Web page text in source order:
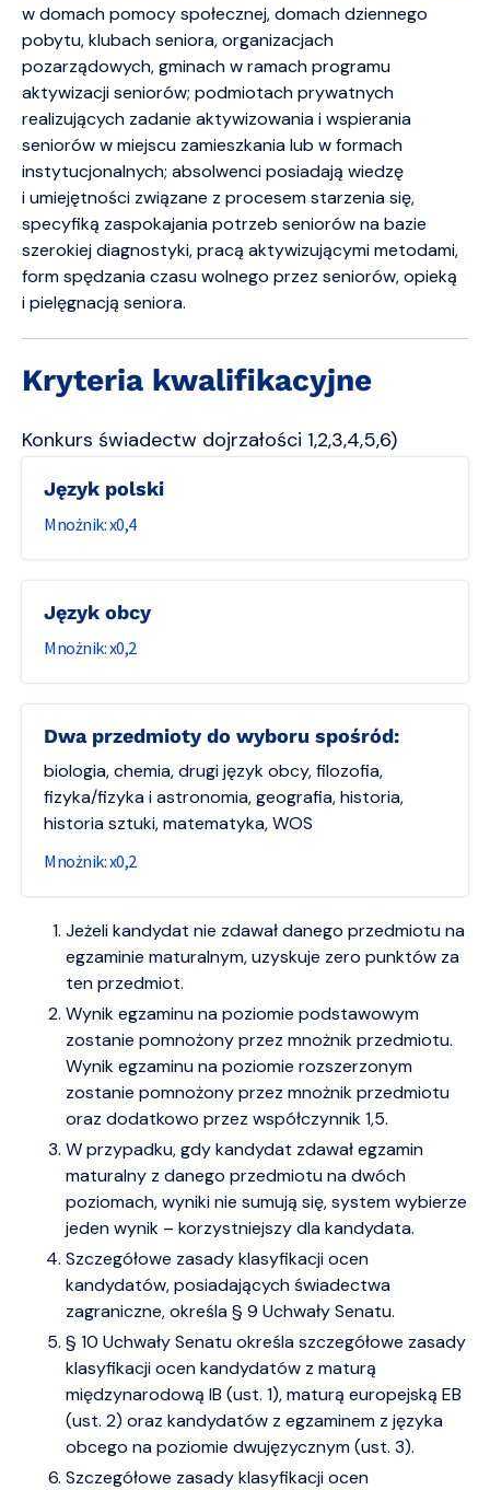
w domach pomocy społecznej, domach dziennego
pobytu, klubach seniora, organizacjach
pozarządowych, gminach w ramach programu
aktywizacji seniorów; podmiotach prywatnych
realizujących zadanie aktywizowania i wspierania
seniorów w miejscu zamieszkania lub w formach
instytucjonalnych; absolwenci posiadają wiedzę
i umiejętności związane z procesem starzenia się,
specyfiką zaspokajania potrzeb seniorów na bazie
szerokiej diagnostyki, pracą aktywizującymi metodami,
form spędzania czasu wolnego przez seniorów, opieką
i pielęgnacją seniora.
Kryteria kwalifikacyjne
Konkurs świadectw dojrzałości 1,2,3,4,5,6)
język polski
0,4
język obcy
0,2
dwa przedmioty do wyboru spośród:
biologia, chemia, drugi język obcy, filozofia,
fizyka/fizyka i astronomia, geografia, historia,
historia sztuki, matematyka, WOS
0,2
Jeżeli kandydat nie zdawał danego przedmiotu na
egzaminie maturalnym, uzyskuje zero punktów za
ten przedmiot.
Wynik egzaminu na poziomie podstawowym
zostanie pomnożony przez mnożnik przedmiotu.
Wynik egzaminu na poziomie rozszerzonym
zostanie pomnożony przez mnożnik przedmiotu
oraz dodatkowo przez współczynnik 1,5.
W przypadku, gdy kandydat zdawał egzamin
maturalny z danego przedmiotu na dwóch
poziomach, wyniki nie sumują się, system wybierze
jeden wynik – korzystniejszy dla kandydata.
Szczegółowe zasady klasyfikacji ocen
kandydatów, posiadających świadectwa
zagraniczne, określa § 9 Uchwały Senatu.
§ 10 Uchwały Senatu określa szczegółowe zasady
klasyfikacji ocen kandydatów z maturą
międzynarodową IB (ust. 1), maturą europejską EB
(ust. 2) oraz kandydatów z egzaminem z języka
obcego na poziomie dwujęzycznym (ust. 3).
Szczegółowe zasady klasyfikacji ocen